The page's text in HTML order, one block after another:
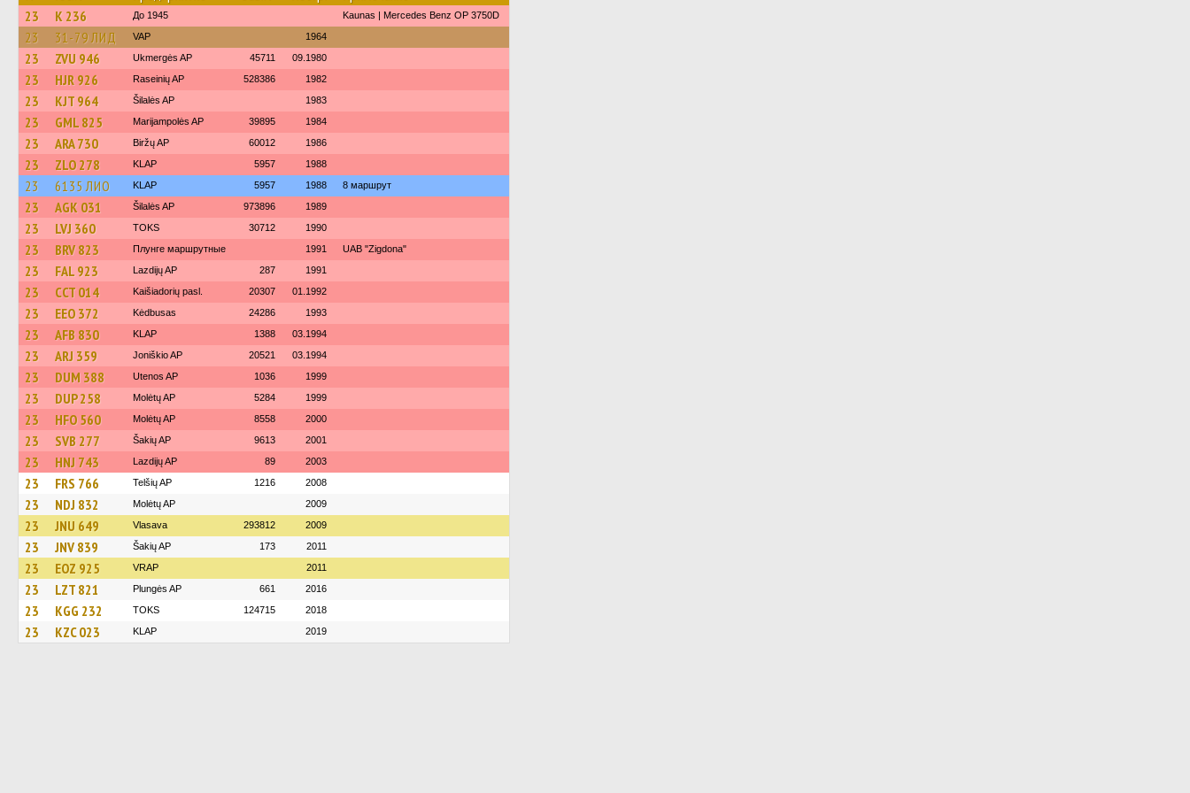
23 K 236 До 1945 Kaunas | Mercedes Benz OP 3750D
23 31-79 ЛИД VAP 1964
23 ZVU 946 Ukmergės AP 45711 09.1980
23 HJR 926 Raseinių AP 528386 1982
23 KJT 964 Šilalės AP 1983
23 GML 825 Marijampolės AP 39895 1984
23 ARA 730 Biržų AP 60012 1986
23 ZLO 278 KLAP 5957 1988
23 6135 ЛИО KLAP 5957 1988 8 маршрут
23 AGK 031 Šilalės AP 973896 1989
23 LVJ 360 TOKS 30712 1990
23 BRV 823 Плунге маршрутные 1991 UAB "Zigdona"
23 FAL 923 Lazdijų AP 287 1991
23 CCT 014 Kaišiadorių pasl. 20307 01.1992
23 EEO 372 Kėdbusas 24286 1993
23 AFB 830 KLAP 1388 03.1994
23 ARJ 359 Joniškio AP 20521 03.1994
23 DUM 388 Utenos AP 1036 1999
23 DUP 258 Molėtų AP 5284 1999
23 HFO 560 Molėtų AP 8558 2000
23 SVB 277 Šakių AP 9613 2001
23 HNJ 743 Lazdijų AP 89 2003
23 FRS 766 Telšių AP 1216 2008
23 NDJ 832 Molėtų AP 2009
23 JNU 649 Vlasava 293812 2009
23 JNV 839 Šakių AP 173 2011
23 EOZ 925 VRAP 2011
23 LZT 821 Plungės AP 661 2016
23 KGG 232 TOKS 124715 2018
23 KZC 023 KLAP 2019